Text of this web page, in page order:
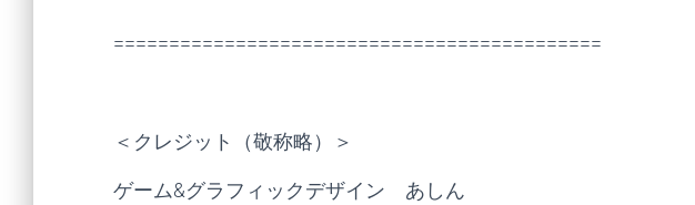
============================================
＜クレジット（敬称略）＞
ゲーム&グラフィックデザイン あしん